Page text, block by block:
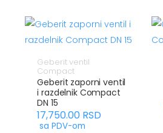
Geberit ventil
Compact
Geberit zaporni ventil
i razdelnik Compact
DN 15
17,750.00 RSD
sa PDV-om